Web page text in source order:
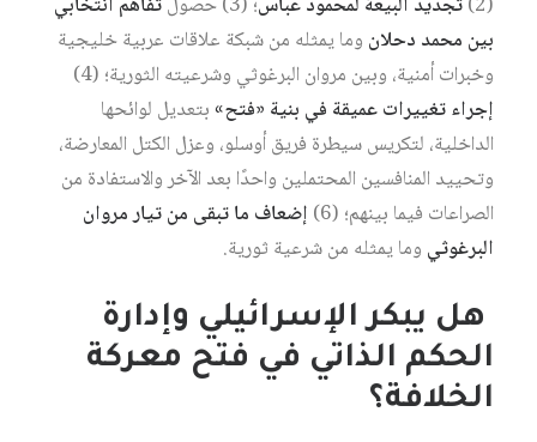
بين محمد دحلان وما يمثله من شبكة علاقات عربية خليجية
وخبرات أمنية، وبين مروان البرغوثي وشرعيته الثورية؛ (4)
إجراءتغييرات عميقة في بنية «فتح»بتعديل لوائحها
الداخلية، لتكريس سيطرة فريق أوسلو، وعزل الكتل المعارضة،
وتحييد المنافسين المحتملين واحدًا بعد الآخر والاستفادة من
الصراعات فيما بينهم؛ (6)
إضعاف ما تبقى من تيار مروان
البرغوثي وما يمثله من شرعية ثورية.
هل يبكر الإسرائيلي وإدارة
الحكم الذاتي في فتح معركة
الخلافة؟